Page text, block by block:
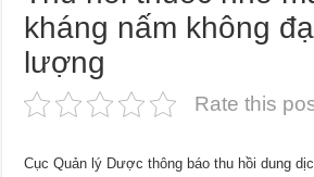
kháng nấm không
lượng
Rate this
Cục Quản lý Dược thông báo thu hồi dung